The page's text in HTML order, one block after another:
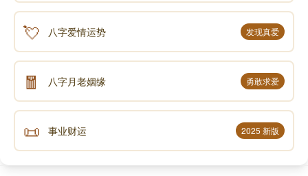
💘 八字爱情运势 发现真爱
🧧 八字月老姻缘 勇敢求爱
📜 事业财运 2025 新版